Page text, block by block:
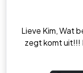
Lieve Kim, Wat
zegt komt uit!!!